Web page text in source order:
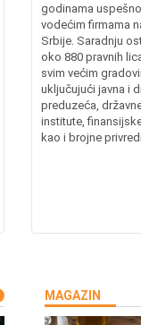
godinama
vodećim firmama
Srbije. Saradnju
oko 880 pravnih
svim većim
uključujući javna i
preduzeća,
institute,
kao i brojne
MAGAZIN